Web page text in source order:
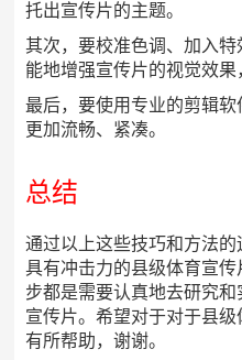
托出宣传片的主题。
其次，要校准色调、加入
能地增强宣传片的视觉效果
最后，要使用专业的剪辑
更加流畅、紧凑。
总结
通过以上这些技巧和方法
具有冲击力的县级体育宣
步都是需要认真地去研究
宣传片。希望对于对于县
有所帮助，谢谢。